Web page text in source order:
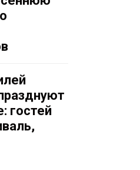
гостей